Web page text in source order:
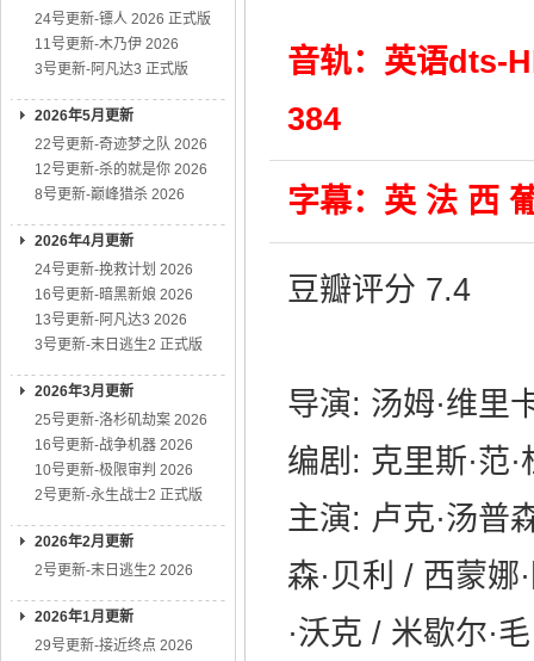
24号更新-镖人 2026 正式版
11号更新-木乃伊 2026
3号更新-阿凡达3 正式版
2026年5月更新
22号更新-奇迹梦之队 2026
12号更新-杀的就是你 2026
8号更新-巅峰猎杀 2026
2026年4月更新
24号更新-挽救计划 2026
16号更新-暗黑新娘 2026
13号更新-阿凡达3 2026
3号更新-末日逃生2 正式版
2026年3月更新
25号更新-洛杉矶劫案 2026
16号更新-战争机器 2026
10号更新-极限审判 2026
2号更新-永生战士2 正式版
2026年2月更新
2号更新-末日逃生2 2026
2026年1月更新
29号更新-接近终点 2026
音轨：英语dts-
384
字幕：英 法 西
豆瓣评分 7.4
导演: 汤姆·维里
编剧: 克里斯·范
主演: 卢克·汤普
森·贝利 / 西蒙娜
·沃克 / 米歇尔·